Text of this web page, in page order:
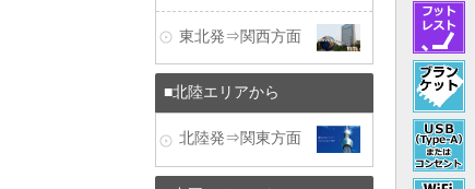
東北発⇒関西方面
北陸エリアから
北陸発⇒関東方面